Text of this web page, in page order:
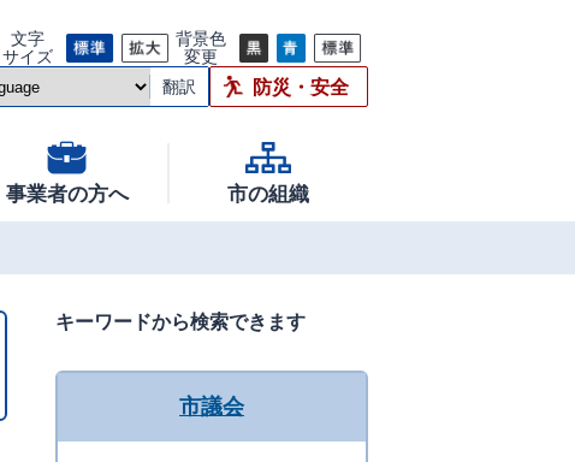
文字
サイズ
背景色
変更
翻訳
防災・安全
事業者の方へ 市の組織
キーワードから検索できます
市議会